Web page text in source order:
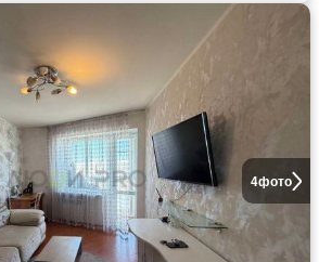
4фото